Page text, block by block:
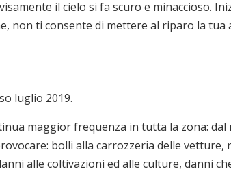
il cielo si fa scuro e minaccioso.
non ti consente di mettere al riparo la tua
luglio 2019.
maggior frequenza in tutta la zona: dal
bolli alla carrozzeria delle
alle coltivazioni ed alle culture, danni